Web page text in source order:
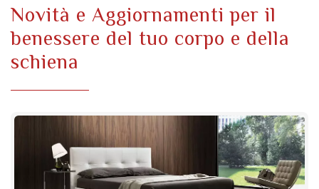
Novità e Aggiornamenti per il
benessere del tuo corpo e della
schiena